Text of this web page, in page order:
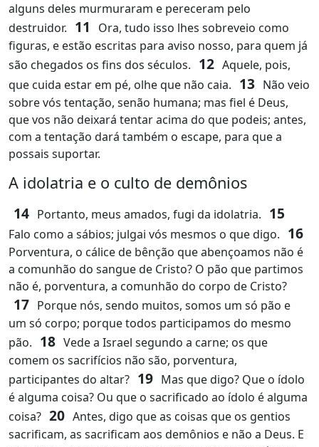
alguns deles murmuraram e pereceram pelo
destruidor. 11
Ora, tudo isso lhes sobreveio como
figuras, e estão escritas para aviso nosso, para quem já
são chegados os fins dos séculos. 12 Aquele, pois,
que cuida estar em pé, olhe que não caia. 13 Não veio
sobre vós tentação, senão humana; mas fiel é Deus,
que vos não deixará tentar acima do que podeis; antes,
com a tentação dará também o escape, para que a
possais suportar.
A idolatria e o culto de demônios
14 Portanto, meus amados, fugi da idolatria. 15
Falo como a sábios; julgai vós mesmos o que digo. 16
Porventura, o cálice de bênção que abençoamos não é
a comunhão do sangue de Cristo? O pão que partimos
não é, porventura, a comunhão do corpo de Cristo?
17 Porque nós, sendo muitos, somos um só pão e
um só corpo; porque todos participamos do mesmo
pão. 18 Vede a Israel segundo a carne; os que
comem os sacrifícios não são, porventura,
participantes do altar? 19 Mas que digo? Que o ídolo
é alguma coisa? Ou que o sacrificado ao ídolo é alguma
coisa? 20 Antes, digo que as coisas que os gentios
sacrificam, as sacrificam aos demônios e não a Deus. E